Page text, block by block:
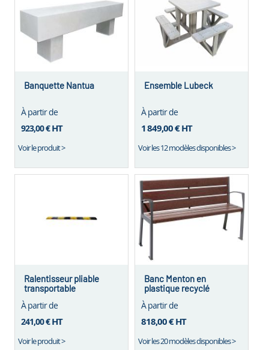
Banquette Nantua
À partir de
923,00 €HT
Voir le produit >
Ensemble Lubeck
À partir de
1 849,00 €HT
Voir les 12 modèles disponibles >
Ralentisseur pliable
transportable
À partir de
241,00 €HT
Voir le produit >
Banc Menton en
plastique recyclé
À partir de
818,00 €HT
Voir les 20 modèles disponibles >